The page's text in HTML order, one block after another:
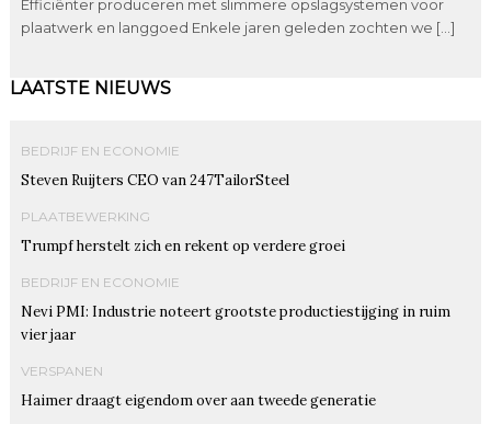
Efficiënter produceren met slimmere opslagsystemen voor
plaatwerk en langgoed Enkele jaren geleden zochten we […]
LAATSTE NIEUWS
BEDRIJF EN ECONOMIE
Steven Ruijters CEO van 247TailorSteel
PLAATBEWERKING
Trumpf herstelt zich en rekent op verdere groei
BEDRIJF EN ECONOMIE
Nevi PMI: Industrie noteert grootste productiestijging in ruim
vier jaar
VERSPANEN
Haimer draagt eigendom over aan tweede generatie